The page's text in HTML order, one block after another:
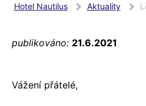
Hotel Nautilus Aktuality
publikováno: 21.6.2021
Vážení přátelé,